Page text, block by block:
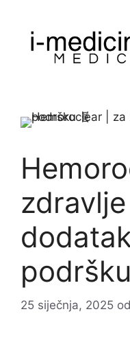
sadržaj
zdravlje
podršku
25 siječnja, 2025 od